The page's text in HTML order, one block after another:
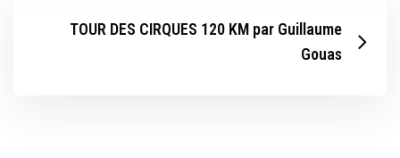
TOUR DES CIRQUES 120 KM par Guillaume
Gouas